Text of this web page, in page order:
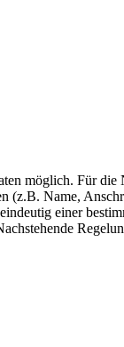
möglich. Für
(z.B. Name,
einer